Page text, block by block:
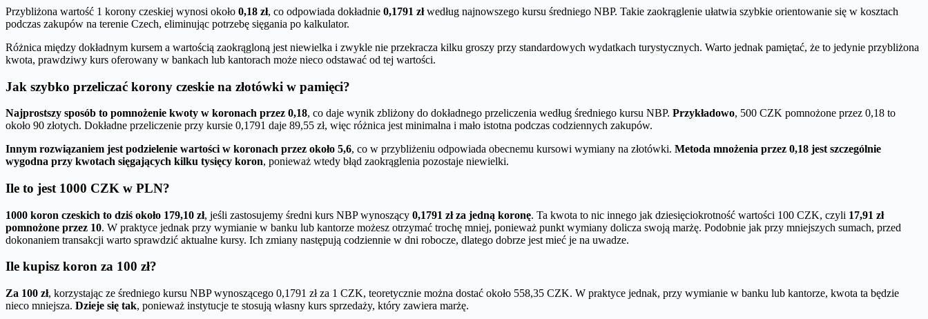
Przybliżona wartość 1 korony czeskiej wynosi około 0,18 zł, co odpowiada dokładnie 0,1791 złwedług najnowszego kursu średniego NBP. Takie zaokrąglenie ułatwia szybkie orientowanie się w kosztach
podczas zakupów na terenie Czech, eliminując potrzebę sięgania po kalkulator.
Różnica między dokładnym kursem a wartością zaokrągloną jest niewielka i zwykle nie przekracza kilku groszy przy standardowych wydatkach turystycznych. Warto jednak pamiętać, że to jedynie przybliżona
kwota, prawdziwy kurs oferowany w bankach lub kantorach może nieco odstawać od tej wartości.
Jak szybko przeliczać korony czeskie na złotówki w pamięci?
Najprostszy sposób to pomnożenie kwoty w koronach przez 0,18, co daje wynik zbliżony do dokładnego przeliczenia według średniego kursu NBP. Przykładowo, 500 CZK pomnożone przez 0,18 to
około 90 złotych. Dokładne przeliczenie przy kursie 0,1791 daje 89,55 zł, więc różnica jest minimalna i mało istotna podczas codziennych zakupów.
Innym rozwiązaniem jest podzielenie wartości w koronach przez około 5,6, co w przybliżeniu odpowiada obecnemu kursowi wymiany na złotówki. Metoda mnożenia przez 0,18 jest szczególnie
wygodna przy kwotach sięgających kilku tysięcy koron, ponieważ wtedy błąd zaokrąglenia pozostaje niewielki.
Ile to jest 1000 CZK w PLN?
1000 koron czeskich to dziś około 179,10 zł, jeśli zastosujemy średni kurs NBP wynoszący 0,1791 zł za jedną koronę. Ta kwota to nic innego jak dziesięciokrotność wartości 100 CZK, czyli 17,91 zł
pomnożone przez 10. W praktyce jednak przy wymianie w banku lub kantorze możesz otrzymać trochę mniej, ponieważ punkt wymiany dolicza swoją marżę. Podobnie jak przy mniejszych sumach, przed
dokonaniem transakcji warto sprawdzić aktualne kursy. Ich zmiany następują codziennie w dni robocze, dlatego dobrze jest mieć je na uwadze.
Ile kupisz koron za 100 zł?
Za 100 zł, korzystając ze średniego kursu NBP wynoszącego 0,1791 zł za 1 CZK, teoretycznie można dostać około 558,35 CZK. W praktyce jednak, przy wymianie w banku lub kantorze, kwota ta będzie
nieco mniejsza. Dzieje się tak, ponieważ instytucje te stosują własny kurs sprzedaży, który zawiera marżę.